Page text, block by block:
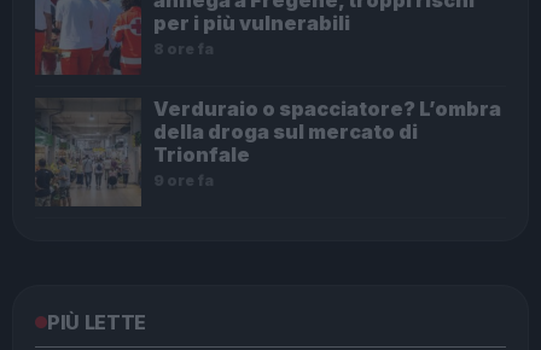
per i più vulnerabili
8 ore fa
Verduraio o spacciatore? L’ombra
della droga sul mercato di
Trionfale
9 ore fa
PIÙ LETTE